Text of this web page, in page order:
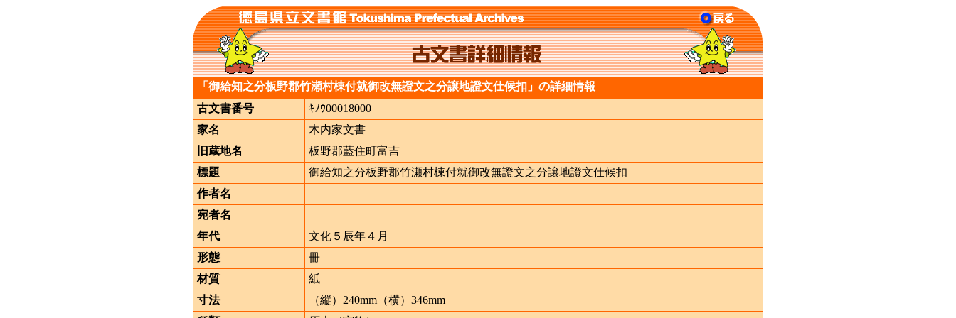
「御給知之分板野郡竹瀬村棟付就御改無證文之分譲地證文仕候扣」の詳細情報
古文書番号
ｷﾉｳ00018000
家名
木内家文書
旧蔵地名
板野郡藍住町富吉
標題
御給知之分板野郡竹瀬村棟付就御改無證文之分譲地證文仕候扣
作者名
宛者名
年代
文化５辰年４月
形態
冊
材質
紙
寸法
（縦）240mm（横）346mm